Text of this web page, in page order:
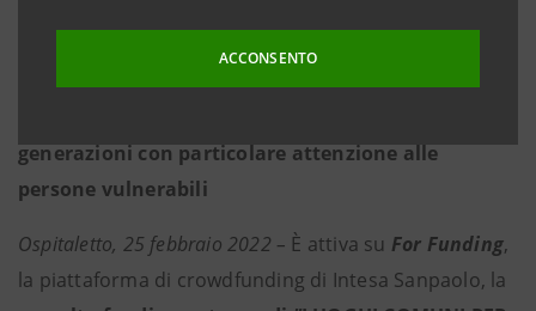
ACCONSENTO
contrastare la povertà educativa, culturale,
generazioni con particolare attenzione alle
persone vulnerabili
Ospitaletto, 25 febbraio 2022 – È attiva su For Funding,
la piattaforma di crowdfunding di Intesa Sanpaolo, la